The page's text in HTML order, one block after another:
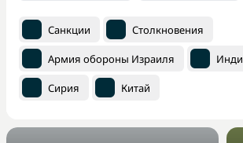
Санкции Столкновения
Армия обороны Израиля
Сирия Китай